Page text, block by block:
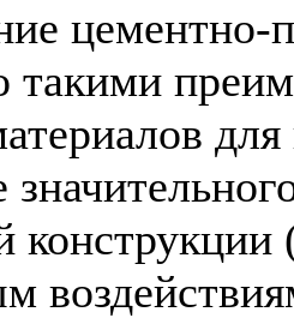
цементно-
такими